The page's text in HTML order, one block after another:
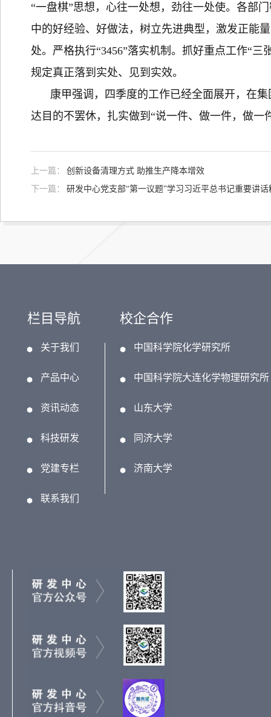
“一盘棋”思想，心往一处想，劲往一处使。各部
中的好经验、好做法，树立先进典型，激发正能
处。严格执行“3456”落实机制。抓好重点工作“
规定真正落到实处、见到实效。
康甲强调，四季度的工作已经全面展开，在
达目的不罢休，扎实做到“说一件、做一件，做
上一篇：
创新设备清理方式 助推生产降本增效
下一篇：
研发中心党支部“第一议题”学习习近平总书记重要讲话
栏目导航
关于我们
产品中心
资讯动态
科技研发
党建专栏
联系我们
校企合作
中国科学院化学研究所
中国科学院大连化学物理研究所
山东大学
同济大学
济南大学